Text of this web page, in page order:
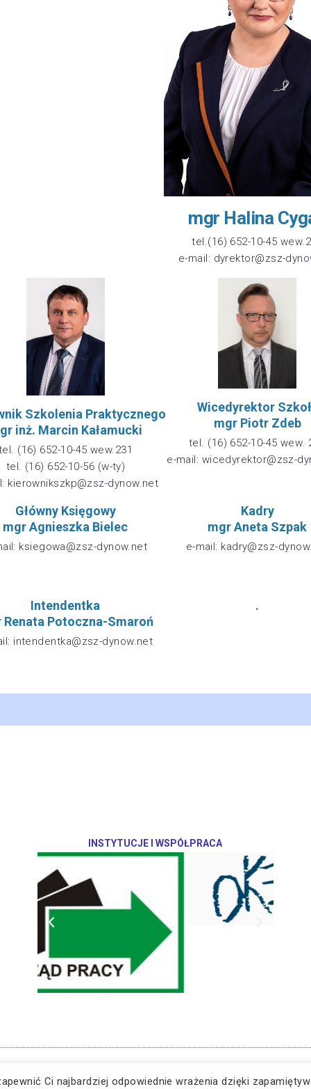
mgr Halina
tel.(16) 652-10-45
e-mail: dyrektor@zsz-
Szkolenia Praktycznego
inż. Marcin Kałamucki
(16) 652-10-45 wew.231
tel. (16) 652-10-56 (w-ty)
kierownikszkp@zsz-dynow.net
Wicedyrektor
mgr Piotr Zdeb
tel. (16) 652-10-45 wew.
e-mail: wicedyrektor@zsz-
Główny Księgowy
mgr Agnieszka Bielec
ksiegowa@zsz-dynow.net
Kadry
mgr Aneta Szpak
e-mail: kadry@zsz-
Intendentka
Renata Potoczna-Smaroń
intendentka@zsz-dynow.net
.
INSTYTUCJE I WSPÓŁPRACA
Ci najbardziej odpowiednie wrażenia dzięki